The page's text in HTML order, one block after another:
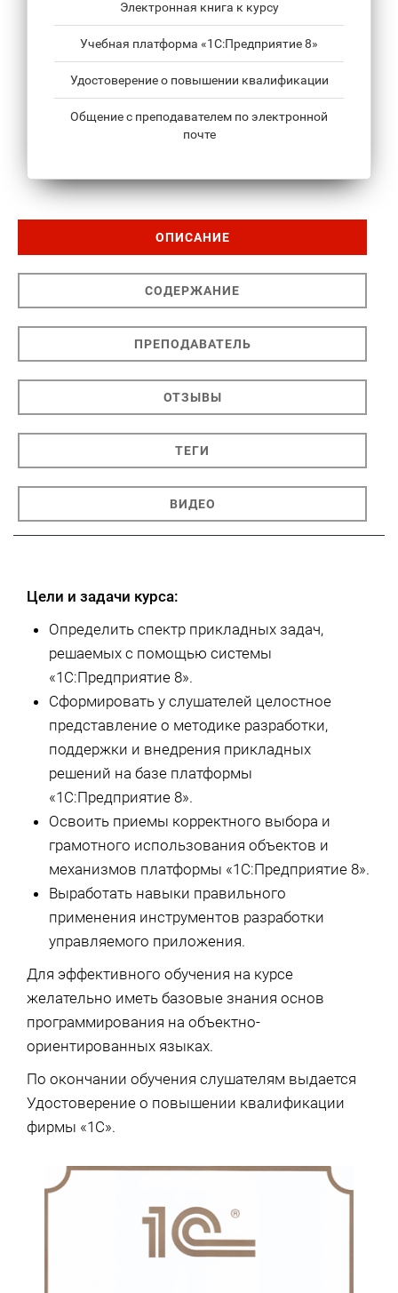
Электронная книга к курсу
Учебная платформа «1С:Предприятие 8»
Удостоверение о повышении квалификации
Общение с преподавателем по электронной
почте
ОПИСАНИЕ
СОДЕРЖАНИЕ
ПРЕПОДАВАТЕЛЬ
ОТЗЫВЫ
ТЕГИ
ВИДЕО
Цели и задачи курса:
Определить спектр прикладных задач,
решаемых с помощью системы
«1С:Предприятие 8».
Сформировать у слушателей целостное
представление о методике разработки,
поддержки и внедрения прикладных
решений на базе платформы
«1С:Предприятие 8».
Освоить приемы корректного выбора и
грамотного использования объектов и
механизмов платформы «1С:Предприятие 8».
Выработать навыки правильного
применения инструментов разработки
управляемого приложения.
Для эффективного обучения на курсе
желательно иметь базовые знания основ
программирования на объектно-
ориентированных языках.
По окончании обучения слушателям выдается
Удостоверение о повышении квалификации
фирмы «1С».